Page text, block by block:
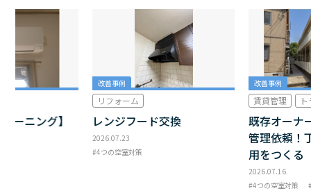
ーニング】
改善事例
リフォーム
レンジフード交換
2026.07.23
4つの空室対策
改善事例
賃貸管理
既存オーナ
管理依頼！
用をつくる
2026.07.16
4つの空室対策